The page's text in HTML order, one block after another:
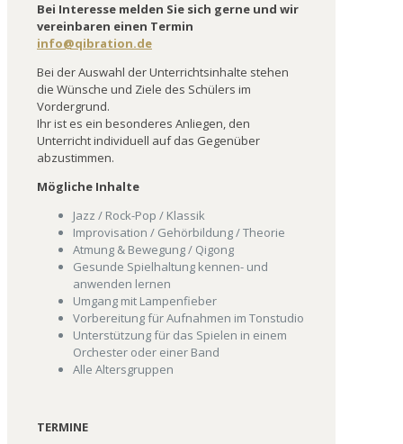
Bei Interesse melden Sie sich gerne und wir
vereinbaren einen Termin
info@qibration.de
Bei der Auswahl der Unterrichtsinhalte stehen
die Wünsche und Ziele des Schülers im
Vordergrund.
Ihr ist es ein besonderes Anliegen, den
Unterricht individuell auf das Gegenüber
abzustimmen.
Mögliche Inhalte
Jazz / Rock-Pop / Klassik
Improvisation / Gehörbildung / Theorie
Atmung & Bewegung / Qigong
Gesunde Spielhaltung kennen- und
anwenden lernen
Umgang mit Lampenfieber
Vorbereitung für Aufnahmen im Tonstudio
Unterstützung für das Spielen in einem
Orchester oder einer Band
Alle Altersgruppen
TERMINE